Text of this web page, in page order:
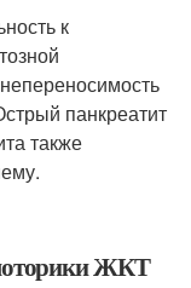
к
панкреатит
также
.
ЖКТ